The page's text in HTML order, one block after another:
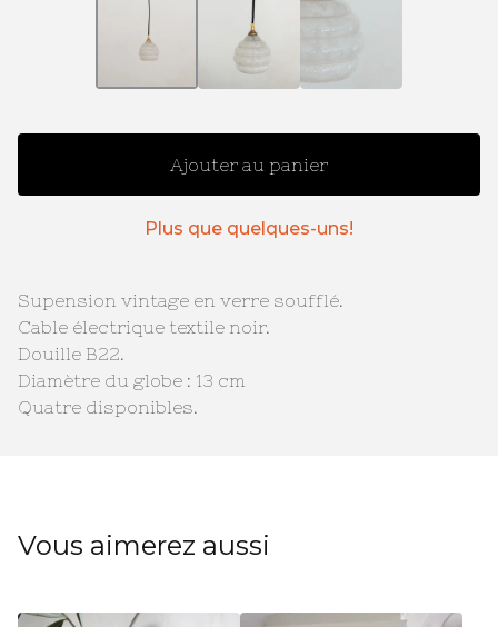
Ajouter au panier
Plus que quelques-uns!
Supension vintage en verre soufflé.
Cable électrique textile noir.
Douille B22.
Diamètre du globe : 13 cm
Quatre disponibles.
Vous aimerez aussi